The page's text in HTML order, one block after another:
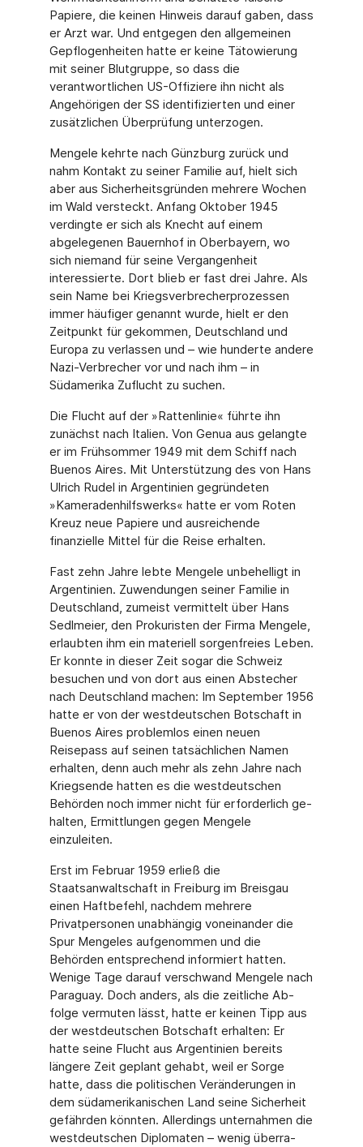
Papiere, die keinen Hinweis darauf gaben, dass
er Arzt war. Und entgegen den allgemeinen
Gepflogenheiten hatte er keine Tätowierung
mit seiner Blutgruppe, so dass die
verantwortlichen US-Offiziere ihn nicht als
Angehörigen der SS identifizierten und einer
zusätzlichen Überprüfung unterzogen.
Mengele kehrte nach Günzburg zurück und
nahm Kontakt zu seiner Familie auf, hielt sich
aber aus Sicherheitsgründen mehrere Wochen
im Wald versteckt. Anfang Oktober 1945
verdingte er sich als Knecht auf einem
abgelegenen Bauernhof in Oberbayern, wo
sich nie­mand für seine Vergangenheit
interessierte. Dort blieb er fast drei Jahre. Als
sein Name bei Kriegsverbrecherprozessen
immer häufiger genannt wurde, hielt er den
Zeitpunkt für ge­kommen, Deutschland und
Europa zu verlassen und – wie hunderte andere
Nazi-Verbre­cher vor und nach ihm – in
Südamerika Zuflucht zu suchen.
Die Flucht auf der »Rattenlinie« führte ihn
zunächst nach Italien. Von Genua aus gelangte
er im Frühsommer 1949 mit dem Schiff nach
Buenos Aires. Mit Unterstützung des von Hans
Ulrich Rudel in Argentinien gegründeten
»Kameradenhilfswerks« hatte er vom Roten
Kreuz neue Papiere und ausreichende
finanzielle Mittel für die Reise erhalten.
Fast zehn Jahre lebte Mengele unbehelligt in
Argentinien. Zuwendungen seiner Familie in
Deutschland, zumeist vermittelt über Hans
Sedlmeier, den Prokuristen der Firma Mengele,
erlaubten ihm ein materiell sorgenfreies Leben.
Er konnte in dieser Zeit sogar die Schweiz
besuchen und von dort aus einen Abstecher
nach Deutschland machen: Im September 1956
hatte er von der westdeutschen Botschaft in
Buenos Aires problemlos einen neuen
Reisepass auf seinen tatsächlichen Namen
erhalten, denn auch mehr als zehn Jahre nach
Kriegsende hatten es die westdeutschen
Behörden noch immer nicht für erforderlich ge­
halten, Ermittlungen gegen Mengele
einzuleiten.
Erst im Februar 1959 erließ die
Staatsanwaltschaft in Freiburg im Breisgau
einen Haftbe­fehl, nachdem mehrere
Privatpersonen unabhängig voneinander die
Spur Mengeles aufge­nommen und die
Behörden entsprechend informiert hatten.
Wenige Tage darauf ver­schwand Mengele nach
Paraguay. Doch anders, als die zeitliche Ab­
folge vermuten lässt, hatte er keinen Tipp aus
der westdeutschen Botschaft erhalten: Er
hatte seine Flucht aus Argentinien bereits
längere Zeit geplant gehabt, weil er Sorge
hatte, dass die politischen Veränderungen in
dem südamerikanischen Land seine Sicherheit
ge­fährden könnten. Aller­dings unternahmen die
westdeutschen Diplomaten – wenig überra­